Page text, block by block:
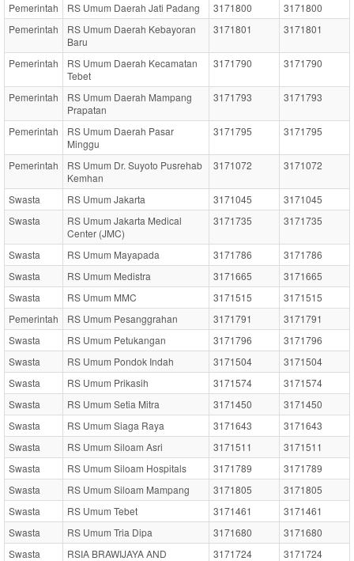
Pemerintah
RS Umum Daerah Jati Padang 3171800
3171800
Pemerintah
RS Umum Daerah Kebayoran
Baru
3171801 3171801
Pemerintah
RS Umum Daerah Kecamatan
Tebet
3171790 3171790
Pemerintah
RS Umum Daerah Mampang
Prapatan
3171793 3171793
Pemerintah
RS Umum Daerah Pasar
Minggu
3171795 3171795
Pemerintah
RS Umum Dr. Suyoto Pusrehab
Kemhan
3171072 3171072
Swasta RS Umum Jakarta 3171045
3171045
Swasta
RS Umum Jakarta Medical
Center (JMC)
3171735 3171735
Swasta RS Umum Mayapada 3171786
3171786
Swasta
RS Umum Medistra 3171665
3171665
Swasta
RS Umum MMC 3171515
3171515
Pemerintah
RS Umum Pesanggrahan 3171791
3171791
Swasta
RS Umum Petukangan 3171796
3171796
Swasta
RS Umum Pondok Indah 3171504
3171504
Swasta
RS Umum Prikasih 3171574
3171574
Swasta
RS Umum Setia Mitra 3171450
3171450
Swasta
RS Umum Siaga Raya 3171643
3171643
Swasta
RS Umum Siloam Asri 3171511
3171511
Swasta
RS Umum Siloam Hospitals 3171789
3171789
Swasta
RS Umum Siloam Mampang 3171805
3171805
Swasta
RS Umum Tebet 3171461
3171461
Swasta
RS Umum Tria Dipa 3171680
3171680
Swasta
RSIA BRAWIJAYA AND
3171724 3171724